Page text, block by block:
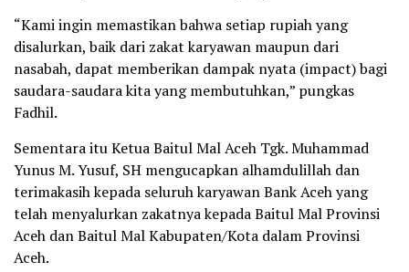
“Kami ingin memastikan bahwa setiap rupiah yang
disalurkan, baik dari zakat karyawan maupun dari
nasabah, dapat memberikan dampak nyata (impact) bagi
saudara-saudara kita yang membutuhkan,” pungkas
Fadhil.
Sementara itu Ketua Baitul Mal Aceh Tgk. Muhammad
Yunus M. Yusuf, SH mengucapkan alhamdulillah dan
terimakasih kepada seluruh karyawan Bank Aceh yang
telah menyalurkan zakatnya kepada Baitul Mal Provinsi
Aceh dan Baitul Mal Kabupaten/Kota dalam Provinsi
Aceh.